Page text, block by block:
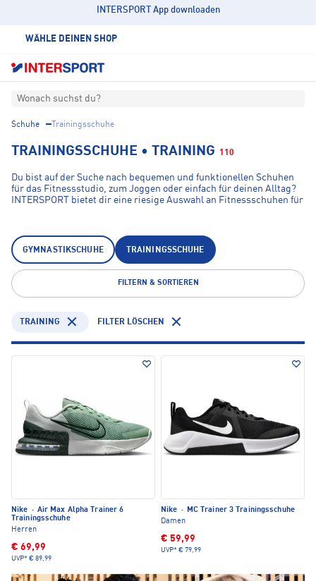
INTERSPORT App downloaden
WÄHLE DEINEN SHOP
Wonach suchst du?
Schuhe Trainingsschuhe
TRAININGSSCHUHE • TRAINING 110
Du bist auf der Suche nach bequemen und funktionellen Schuhen
für das Fitnessstudio, zum Joggen oder einfach für deinen Alltag?
INTERSPORT bietet dir eine riesige Auswahl an Fitnessschuhen für
Adidas. Bei Fitnessschuhen kommt es vor allem auf
Bequemlichkeit, eine weiche Sohle, eine gute Dämpfung und vor
allem auf die richtige Passform an. Dank der großen Auswahl gibt
es bei INTERSPORT die perfekten Trainingsschuhe für schmale und
breite Füße und das richtige Design für deinen Geschmack!
GYMNASTIKSCHUHE TRAININGSSCHUHE
FILTERN & SORTIEREN
TRAINING FILTER LÖSCHEN
Nike · Air Max Alpha Trainer 6
Trainingsschuhe
Herren
€ 69,99
UVP* € 89,99
Nike ·
MC Trainer 3 Trainingsschuhe
Damen
€ 59,99
UVP* € 79,99